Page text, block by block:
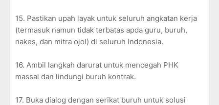
15. Pastikan upah layak untuk seluruh angkatan kerja
(termasuk namun tidak terbatas apda guru, buruh,
nakes, dan mitra ojol) di seluruh Indonesia.
16. Ambil langkah darurat untuk mencegah PHK
massal dan lindungi buruh kontrak.
17. Buka dialog dengan serikat buruh untuk solusi